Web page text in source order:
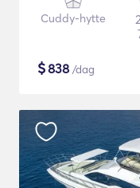
Cuddy-hytte
$838 /dag